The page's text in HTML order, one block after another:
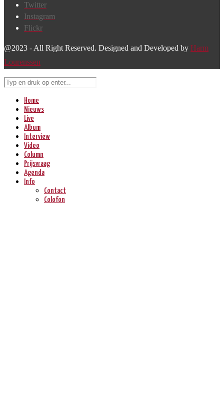
Twitter
Instagram
Flickr
@2023 - All Right Reserved. Designed and Developed by Harm
Lourenssen
Home
Nieuws
Live
Album
Interview
Video
Column
Prijsvraag
Agenda
Info
Contact
Colofon